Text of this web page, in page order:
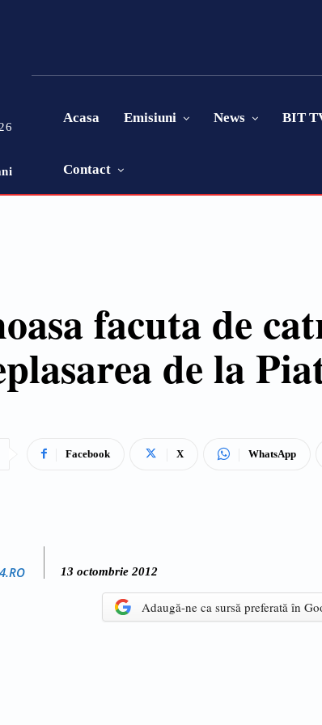
Acasa Emisiuni News BIT
Contact
facuta de
de la
Facebook X WhatsApp
13 octombrie 2012
Adaugă-ne ca sursă preferată în